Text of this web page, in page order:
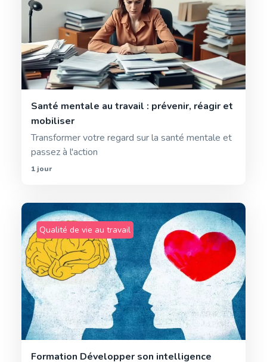
Santé mentale au travail : prévenir, réagir et
mobiliser
Transformer votre regard sur la santé mentale et
passez à l'action
1 jour
Qualité de vie au travail
Formation Développer son intelligence